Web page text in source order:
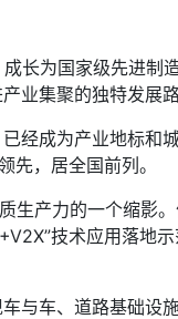
为国家级先进制
业集聚的独特发展路
成为产业地标和
先，居全国前列。
产力的一个缩影
技术应用落地
车、道路基础设